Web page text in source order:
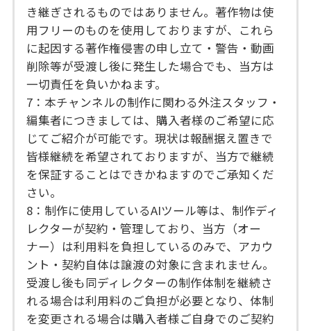
き継ぎされるものではありません。著作物は使
用フリーのものを使用しておりますが、これら
に起因する著作権侵害の申し立て・警告・動画
削除等が受渡し後に発生した場合でも、当方は
一切責任を負いかねます。
7：本チャンネルの制作に関わる外注スタッフ・
編集者につきましては、購入者様のご希望に応
じてご紹介が可能です。現状は報酬据え置きで
皆様継続を希望されておりますが、当方で継続
を保証することはできかねますのでご承知くだ
さい。
8：制作に使用しているAIツール等は、制作ディ
レクターが契約・管理しており、当方（オー
ナー）は利用料を負担しているのみで、アカウ
ント・契約自体は譲渡の対象に含まれません。
受渡し後も同ディレクターの制作体制を継続さ
れる場合は利用料のご負担が必要となり、体制
を変更される場合は購入者様ご自身でのご契約